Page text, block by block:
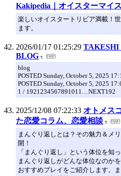
Kakipedia｜オイスターマイ
楽しいオイスタートリビア満載！
ます。
2026/01/17 01:25:29 TAKESHI
BLOG
blog
POSTED Sunday, October 5, 2025
POSTED Sunday, October 5, 2025
1 / 1921234567891011…NEXT192
2025/12/08 07:22:33 オトメス
た恋愛コラム、恋愛相談
まんぐり返しとは？その魅力＆メ
開！
「まんぐり返し」という体位を知
まんぐり返しがどんな体位なのか
おすすめプレイをご紹介します。